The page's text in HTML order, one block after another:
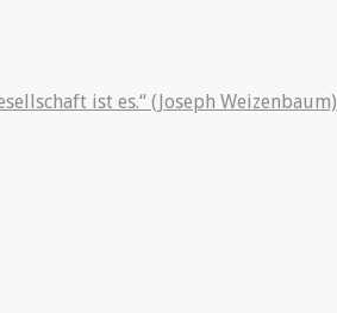
ist es.“ (Joseph Weizenbaum)